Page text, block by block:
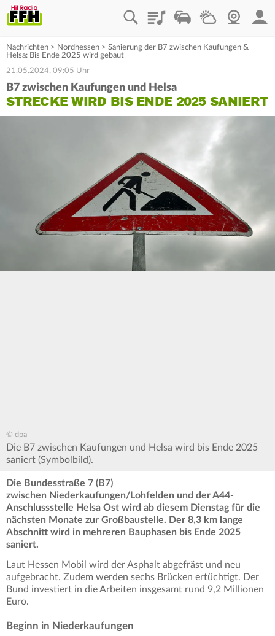
PlaylistStaupilotWetterWebcam
Nachrichten > Nordhessen > Sanierung der B7 zwischen Kaufungen &
Helsa: Bis Ende 2025 wird gebaut
21.05.2024, 09:05 Uhr
B7 zwischen Kaufungen und Helsa
STRECKE WIRD BIS ENDE 2025 SANIERT
© dpa
Die B7 zwischen Kaufungen und Helsa wird bis Ende 2025
saniert (Symbolbild).
Die Bundesstraße 7 (B7)
zwischen Niederkaufungen/Lohfelden und der A44-
Anschlussstelle Helsa Ost wird ab diesem Dienstag für die
nächsten Monate zur Großbaustelle. Der 8,3 km lange
Abschnitt wird in mehreren Bauphasen bis Ende 2025
saniert.
Laut Hessen Mobil wird der Asphalt abgefräst und neu
aufgebracht. Zudem werden sechs Brücken ertüchtigt. Der
Bund investiert in die Arbeiten insgesamt rund 9,2 Millionen
Euro.
Beginn in Niederkaufungen